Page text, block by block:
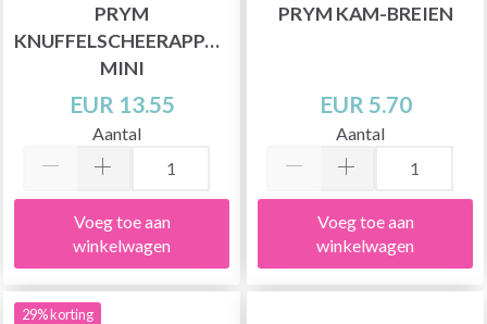
PRYM
KNUFFELSCHEERAPPARAAT,
MINI
EUR 13.55
Aantal
Voeg toe aan
winkelwagen
PRYM KAM-BREIEN
EUR 5.70
Aantal
Voeg toe aan
winkelwagen
29% korting